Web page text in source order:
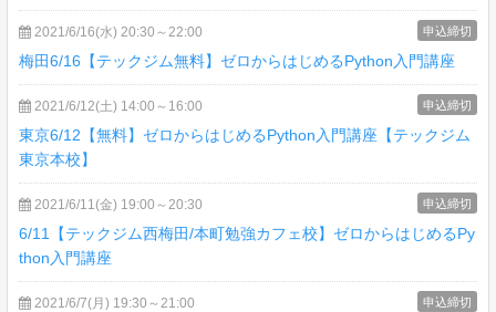
2021/6/16(水) 20:30～22:00
梅田6/16【テックジム無料】ゼロからはじめるPython入門講座
申込締切
2021/6/12(土) 14:00～16:00
東京6/12【無料】ゼロからはじめるPython入門講座【テックジム
東京本校】
申込締切
2021/6/11(金) 19:00～20:30
6/11【テックジム西梅田/本町勉強カフェ校】ゼロからはじめるPy
thon入門講座
申込締切
2021/6/7(月) 19:30～21:00 申込締切